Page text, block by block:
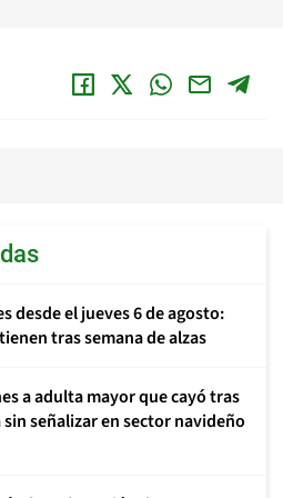
desde el jueves 6 de agosto:
tras semana de alzas
a adulta mayor que cayó tras
señalizar en sector navideño